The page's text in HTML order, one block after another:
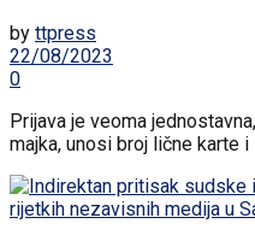
by ttpress
22/08/2023
0
Prijava je veoma
majka, unosi broj lične karte